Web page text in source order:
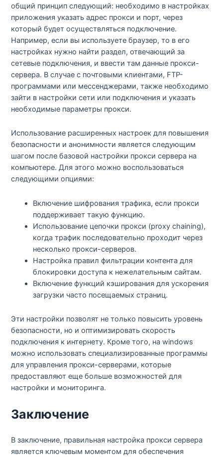
общий принцип следующий: необходимо в настройках
приложения указать адрес прокси и порт, через
который будет осуществляться подключение.
Например, если вы используете браузер, то в его
настройках нужно найти раздел, отвечающий за
сетевые подключения, и ввести там данные прокси-
сервера. В случае с почтовыми клиентами, FTP-
программами или мессенджерами, также необходимо
зайти в настройки сети или подключения и указать
необходимые параметры прокси.
Использование расширенных настроек для повышения
безопасности и анонимности является следующим
шагом после базовой настройки прокси сервера на
компьютере. Для этого можно воспользоваться
следующими опциями:
Включение шифрования трафика, если прокси
поддерживает такую функцию.
Использование цепочки прокси (proxy chaining),
когда трафик последовательно проходит через
несколько прокси-серверов.
Настройка правил фильтрации контента для
блокировки доступа к нежелательным сайтам.
Включение функций кэширования для ускорения
загрузки часто посещаемых страниц.
Эти настройки позволят не только повысить уровень
безопасности, но и оптимизировать скорость
подключения к интернету. Кроме того, на windows
можно использовать специализированные программы
для управления прокси-серверами, которые
предоставляют еще больше возможностей для
настройки и мониторинга.
Заключение
В заключение, правильная настройка прокси сервера
является ключевым моментом для обеспечения